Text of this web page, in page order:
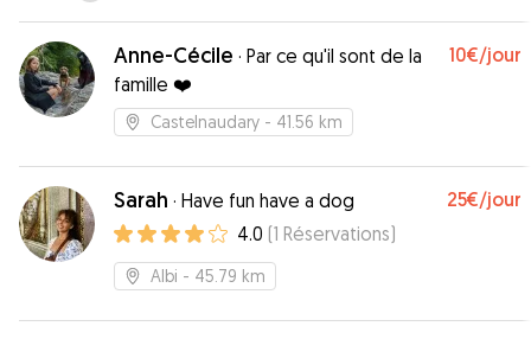
Anne-Cécile · Par ce qu'il sont de la
famille ❤️
10€/jour
Castelnaudary - 41.56 km
Sarah · Have fun have a dog 25€/jour
4.0 (1 Réservations)
Albi - 45.79 km